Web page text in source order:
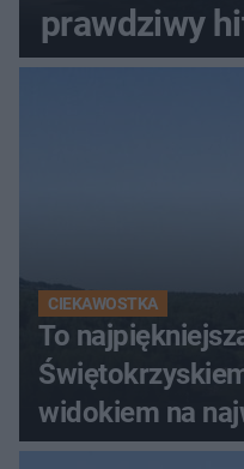
prawdziwy
CIEKAWOSTKA
To
widokiem na
Świętokrzyskich